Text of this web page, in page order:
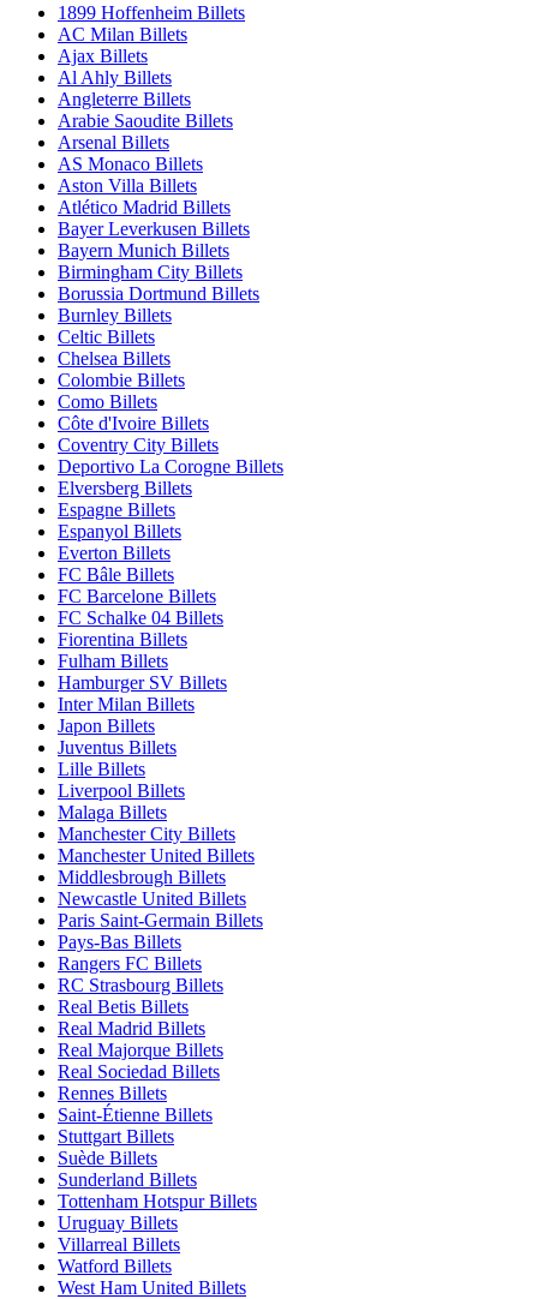
1899 Hoffenheim Billets
AC Milan Billets
Ajax Billets
Al Ahly Billets
Angleterre Billets
Arabie Saoudite Billets
Arsenal Billets
AS Monaco Billets
Aston Villa Billets
Atlético Madrid Billets
Bayer Leverkusen Billets
Bayern Munich Billets
Birmingham City Billets
Borussia Dortmund Billets
Burnley Billets
Celtic Billets
Chelsea Billets
Colombie Billets
Como Billets
Côte d'Ivoire Billets
Coventry City Billets
Deportivo La Corogne Billets
Elversberg Billets
Espagne Billets
Espanyol Billets
Everton Billets
FC Bâle Billets
FC Barcelone Billets
FC Schalke 04 Billets
Fiorentina Billets
Fulham Billets
Hamburger SV Billets
Inter Milan Billets
Japon Billets
Juventus Billets
Lille Billets
Liverpool Billets
Malaga Billets
Manchester City Billets
Manchester United Billets
Middlesbrough Billets
Newcastle United Billets
Paris Saint-Germain Billets
Pays-Bas Billets
Rangers FC Billets
RC Strasbourg Billets
Real Betis Billets
Real Madrid Billets
Real Majorque Billets
Real Sociedad Billets
Rennes Billets
Saint-Étienne Billets
Stuttgart Billets
Suède Billets
Sunderland Billets
Tottenham Hotspur Billets
Uruguay Billets
Villarreal Billets
Watford Billets
West Ham United Billets